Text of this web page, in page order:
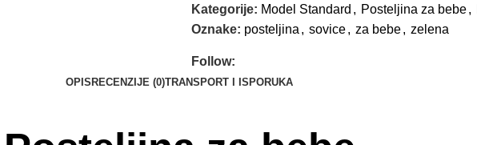
Kategorije: Model Standard , Posteljina za bebe,
Oznake: posteljina , sovice, za bebe, zelena
Follow:
OPIS RECENZIJE (0)TRANSPORT I ISPORUKA